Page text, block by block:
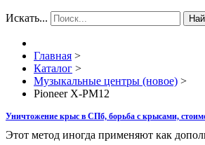
Искать...
Главная >
Каталог >
Музыкальные центры (новое) >
Pioneer X-PM12
Уничтожение крыс в СПб, борьба с крысами,
Этот метод иногда применяют как